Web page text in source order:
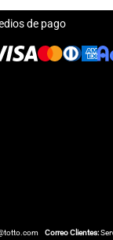
de pago
Correo Clientes: